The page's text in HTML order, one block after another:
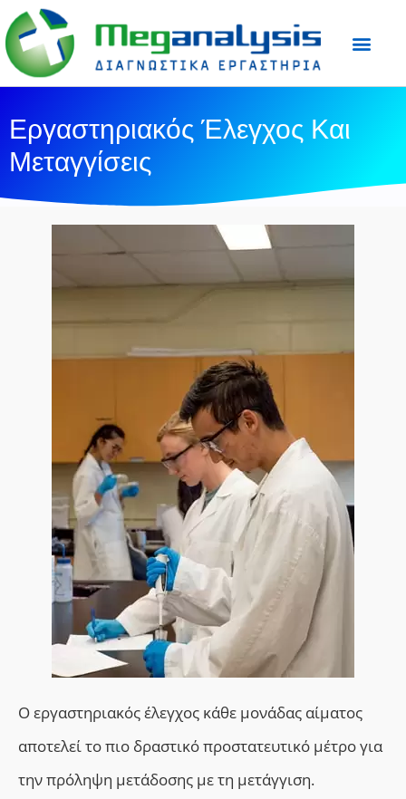
Εργαστηριακός Έλεγχος Και
Μεταγγίσεις
Ο εργαστηριακός έλεγχος κάθε μονάδας αίματος
αποτελεί το πιο δραστικό προστατευτικό μέτρο για
την πρόληψη μετάδοσης με τη μετάγγιση.